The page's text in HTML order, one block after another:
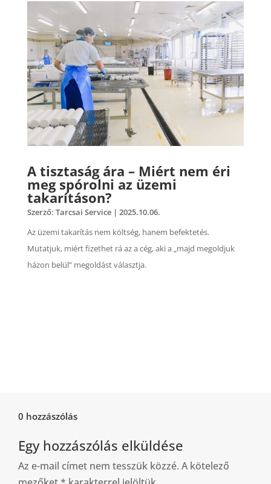
A tisztaság ára – Miért nem éri
meg spórolni az üzemi
takarításon?
Szerző: Tarcsai Service| 2025.10.06.
Az üzemi takarítás nem költség, hanem befektetés.
Mutatjuk, miért fizethet rá az a cég, aki a „majd megoldjuk
házon belül” megoldást választja.
0 hozzászólás
Egy hozzászólás elküldése
Az e-mail címet nem tesszük közzé. A kötelező